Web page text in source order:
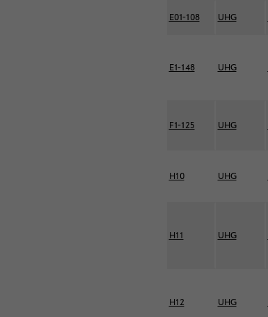
E01-108 UHG
E1-148 UHG
F1-125 UHG
H10 UHG
H11 UHG
H12 UHG